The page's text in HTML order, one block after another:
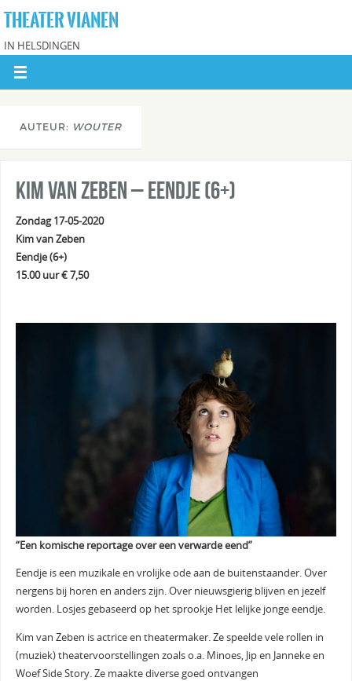
THEATER VIANEN
IN HELSDINGEN
AUTEUR: WOUTER
Kim van Zeben – Eendje (6+)
Zondag 17-05-2020
Kim van Zeben
Eendje (6+)
15.00 uur € 7,50
“Een komische reportage over een verwarde eend”
Eendje is een muzikale en vrolijke ode aan de buitenstaander. Over
nergens bij horen en anders zijn. Over nieuwsgierig blijven en jezelf
worden. Losjes gebaseerd op het sprookje Het lelijke jonge eendje.
Kim van Zeben is actrice en theatermaker. Ze speelde vele rollen in
(muziek) theatervoorstellingen zoals o.a. Minoes, Jip en Janneke en
Woef Side Story. Ze maakte diverse goed ontvangen